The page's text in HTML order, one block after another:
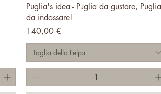
Vista rapida
Puglia's idea - Puglia da gustare, Puglia
da indossare!
Prezzo
140,00 €
Taglia della Felpa